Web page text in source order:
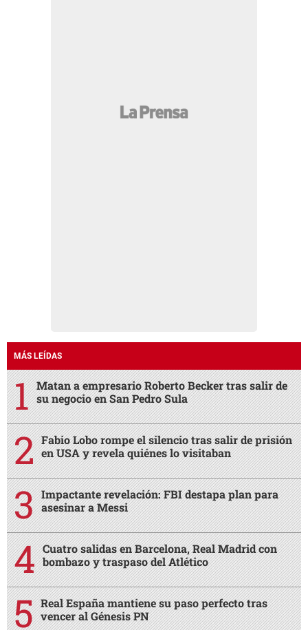
MÁS LEÍDAS
Matan a empresario Roberto Becker tras salir de
su negocio en San Pedro Sula
Fabio Lobo rompe el silencio tras salir de prisión
en USA y revela quiénes lo visitaban
Impactante revelación: FBI destapa plan para
asesinar a Messi
Cuatro salidas en Barcelona, Real Madrid con
bombazo y traspaso del Atlético
Real España mantiene su paso perfecto tras
vencer al Génesis PN